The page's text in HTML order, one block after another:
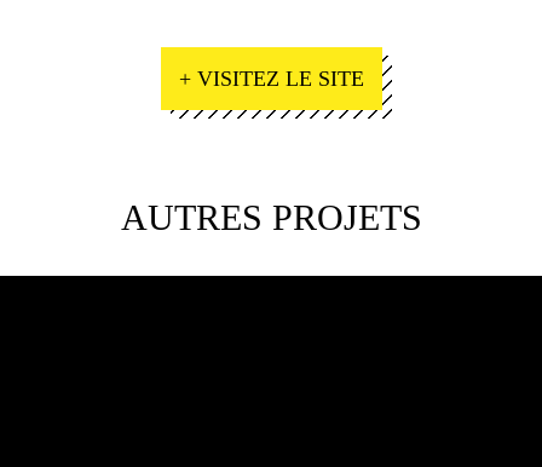
+ VISITEZ LE SITE
AUTRES PROJETS